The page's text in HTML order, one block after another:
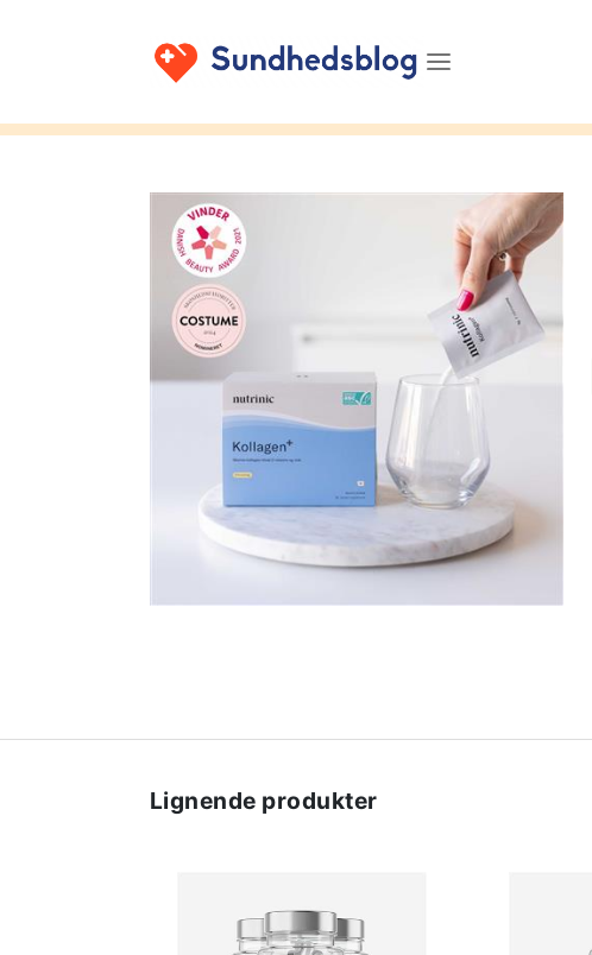
Lignende produkter